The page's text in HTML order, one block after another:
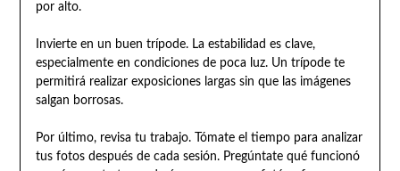
por alto.
Invierte en un buen trípode. La estabilidad es clave,
especialmente en condiciones de poca luz. Un trípode te
permitirá realizar exposiciones largas sin que las imágenes
salgan borrosas.
Por último, revisa tu trabajo. Tómate el tiempo para analizar
tus fotos después de cada sesión. Pregúntate qué funcionó